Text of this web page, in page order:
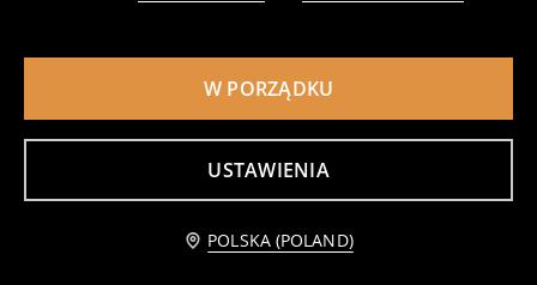
USTAWIENIA
W PORZĄDKU
POLSKA (POLAND)
Bawełniana koszula
Najniższa cena z 30 dni69,99PLN
Koszula z długim rękawem we wzory
Najniższa cena z 30 dni35,99PLN
Practical Formal